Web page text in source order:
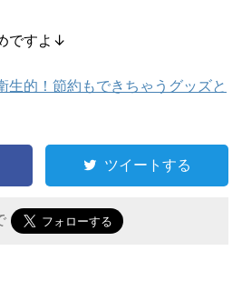
ですよ↓
生的！節約もできちゃうグッズと
ツイートする